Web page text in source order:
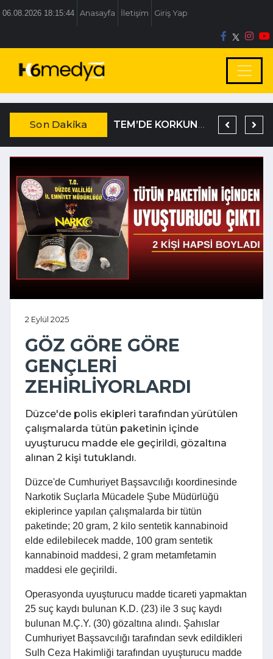
06.08.2026 18:15:45 Anasayfa İletişim Giriş Yap
Son Dakika TEM’DE KORKUNÇ KAZA
2 Eylül 2025
GÖZ GÖRE GÖRE
GENÇLERİ
ZEHİRLİYORLARDI
Düzce'de polis ekipleri tarafından yürütülen
çalışmalarda tütün paketinin içinde
uyuşturucu madde ele geçirildi, gözaltına
alınan 2 kişi tutuklandı.
Düzce'de Cumhuriyet Başsavcılığı koordinesinde
Narkotik Suçlarla Mücadele Şube Müdürlüğü
ekiplerince yapılan çalışmalarda bir tütün
paketinde; 20 gram, 2 kilo sentetik kannabinoid
elde edilebilecek madde, 100 gram sentetik
kannabinoid maddesi, 2 gram metamfetamin
maddesi ele geçirildi.
Operasyonda uyuşturucu madde ticareti yapmaktan
25 suç kaydı bulunan K.D. (23) ile 3 suç kaydı
bulunan M.Ç.Y. (30) gözaltına alındı. Şahıslar
Cumhuriyet Başsavcılığı tarafından sevk edildikleri
Sulh Ceza Hakimliği tarafından uyuşturucu madde